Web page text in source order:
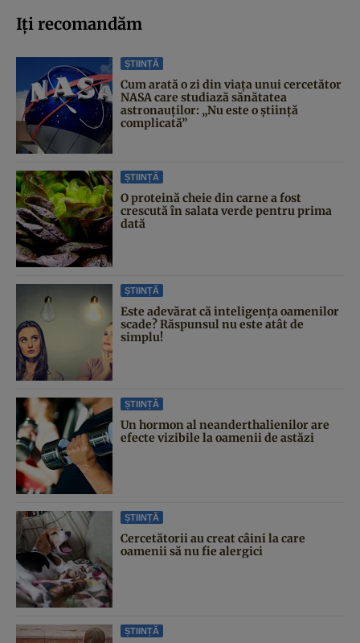
Iți recomandăm
ȘTIINȚĂ
Cum arată o zi din viața unui cercetător
NASA care studiază sănătatea
astronauților: „Nu este o știință
complicată”
ȘTIINȚĂ
O proteină cheie din carne a fost
crescută în salata verde pentru prima
dată
ȘTIINȚĂ
Este adevărat că inteligența oamenilor
scade? Răspunsul nu este atât de
simplu!
ȘTIINȚĂ
Un hormon al neanderthalienilor are
efecte vizibile la oamenii de astăzi
ȘTIINȚĂ
Cercetătorii au creat câini la care
oamenii să nu fie alergici
ȘTIINȚĂ